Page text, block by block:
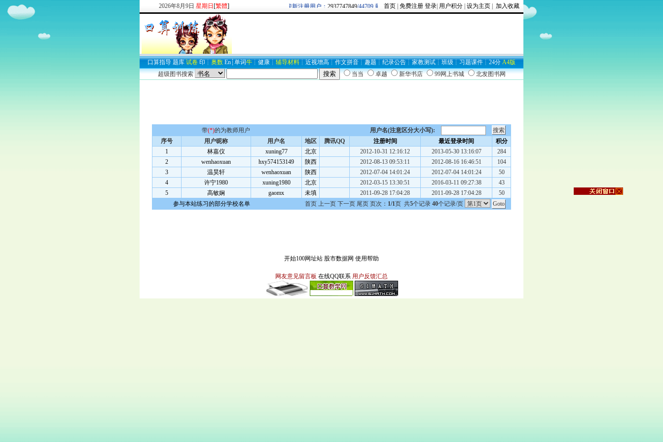
2026年8月 9日 星期日 [繁體] 欢迎新注册用户：2937747849/44709 最新博客圈：牛逼/BLOG19403
首页 免费注册 登录 用户积分 设为主页 加入收藏
口算指导 题库 试卷 印 ┊ 奥数 En ┊ 单词牛 ┊ 健康 ┊ 辅导材料 ┊ 近视增高 ┊ 作文拼音 ┊ 趣题 ┊ 纪录公告 ┊ 家教测试 ┊ 班级 ┊ 习题课件 ┊ 24分 A4版
超级图书搜索
当当 卓越 新华书店 99网上书城 北发图书网
带(*)的为教师用户
用户名(注意区分大小写):
序号
用户昵称 用户名 地区 腾讯QQ 注册时间 最近登录时间
积分
1
林嘉仪 xuning77 北京 2012-10-31 12:16:12 2013-05-30 13:16:07
284
2
wenhaoxuan hxy574153149 陕西 2012-08-13 09:53:11 2012-08-16 16:46:51
104
3
温昊轩 wenhaoxuan 陕西 2012-07-04 14:01:24 2012-07-04 14:01:24
50
4
许宁1980 xuning1980 北京 2012-03-15 13:30:51 2016-03-11 09:27:38
43
5
高敏娴 gaomx 未填 2011-09-28 17:04:28 2011-09-28 17:04:28
50
参与本站练习的部分学校名单
首页 上一页 下一页 尾页 页次： 1/1页 共5个记录 40个记录/页
开始100网址站 股市数据网 使用帮助
网友意见留言板 在线QQ联系 用户反馈汇总